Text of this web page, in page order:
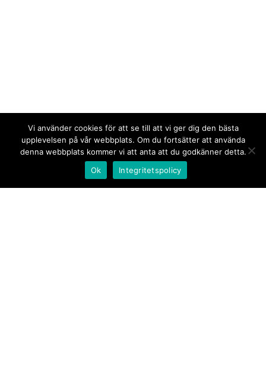
Vi använder cookies för att se till att vi ger dig den bästa
upplevelsen på vår webbplats. Om du fortsätter att använda
denna webbplats kommer vi att anta att du godkänner detta.
Ok
Integritetspolicy